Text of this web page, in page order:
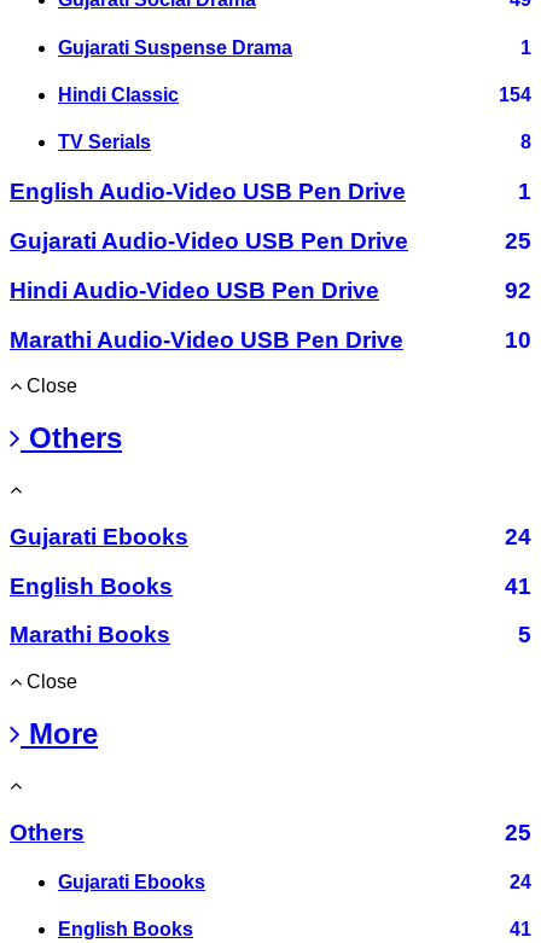
Gujarati Suspense Drama 1
Hindi Classic 154
TV Serials 8
English Audio-Video USB Pen Drive
1
Gujarati Audio-Video USB Pen Drive
25
Hindi Audio-Video USB Pen Drive
92
Marathi Audio-Video USB Pen Drive
10
Close
Others
Gujarati Ebooks
24
English Books
41
Marathi Books
5
Close
More
Others 25
Gujarati Ebooks 24
English Books 41